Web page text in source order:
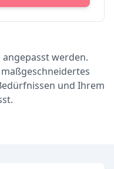
angepasst werden.
und Ihrem